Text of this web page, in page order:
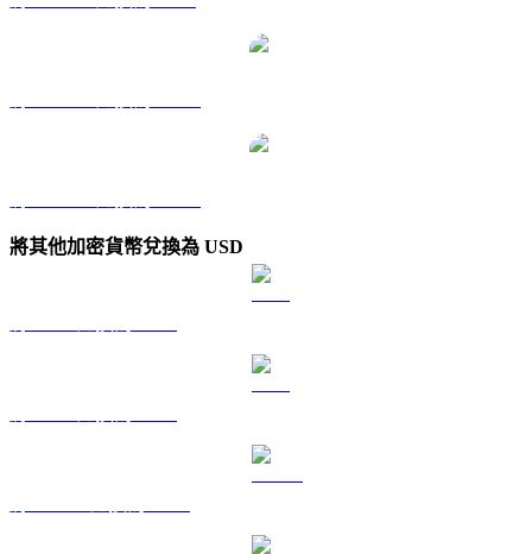
將其他加密貨幣兌換為 USD